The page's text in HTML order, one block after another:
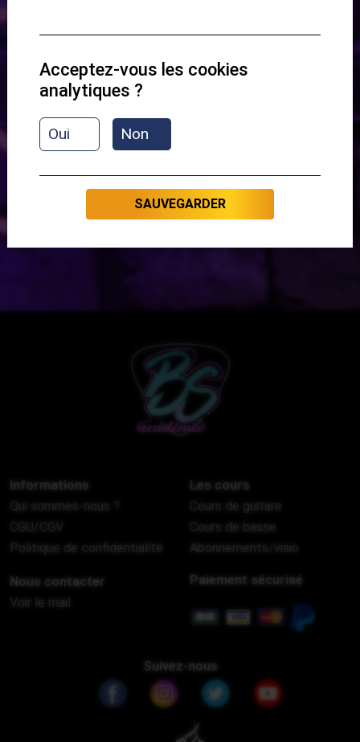
Présentation
Oui Non
Acceptez-vous les cookies
analytiques ?
SAUVEGARDER
Informations
Qui sommes-nous ?
CGU/CGV
Politique de confidentialité
Les cours
Cours de guitare
Cours de basse
Abonnements/visio
Nous contacter
Voir le mail
Paiement sécurisé
Suivez-nous